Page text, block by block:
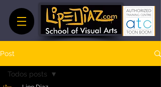
Post
Todos posts